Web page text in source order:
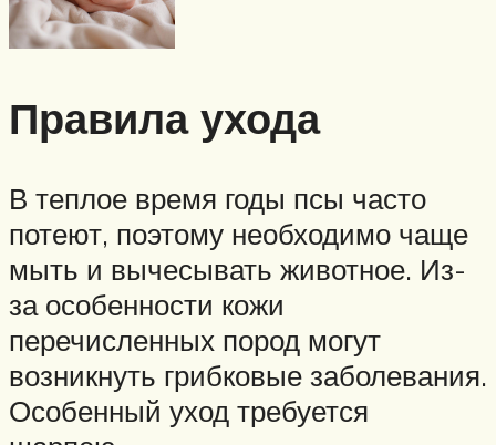
Правила ухода
В теплое время годы псы часто
потеют, поэтому необходимо чаще
мыть и вычесывать животное. Из-
за особенности кожи
перечисленных пород могут
возникнуть грибковые заболевания.
Особенный уход требуется